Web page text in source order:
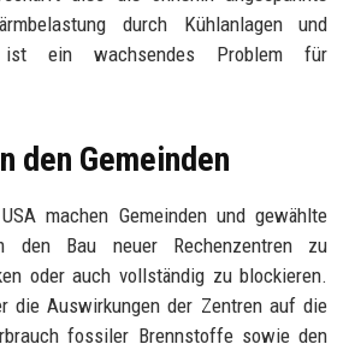
durch Kühlanlagen und
ist ein wachsendes Problem für
den Gemeinden
machen Gemeinden und gewählte
den Bau neuer Rechenzentren zu
oder auch vollständig zu blockieren.
die Auswirkungen der Zentren auf die
fossiler Brennstoffe sowie den